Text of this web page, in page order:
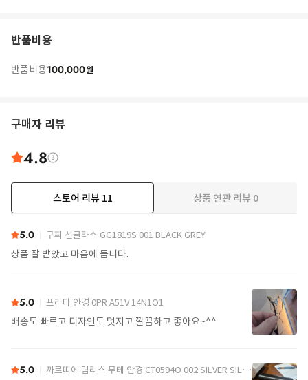
반품비용
반품비용100,000원
구매자 리뷰
4.8
스토어 리뷰 11 상품 연관 리뷰 0
5.0 구찌 선글라스 GG1819S 001 BLACK GREY
상품 잘 받았고 마음에 듭니다.
5.0 프라다 안경 0PR A51V 14N1O1
배송도 빠르고 디자인도 멋지고 깔끔하고 좋아요~^^
5.0 까르띠에 림리스 무테 안경 CT0594O 002 SILVER SILVER TRANSPARENT